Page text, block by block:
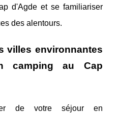
d'Agde et se familiariser
des alentours.
villes environnantes
camping au Cap
de votre séjour en